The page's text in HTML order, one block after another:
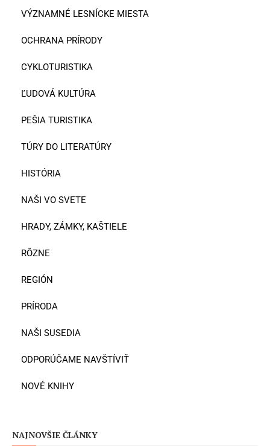
VÝZNAMNÉ LESNÍCKE MIESTA
OCHRANA PRÍRODY
CYKLOTURISTIKA
ĽUDOVÁ KULTÚRA
PEŠIA TURISTIKA
TÚRY DO LITERATÚRY
HISTÓRIA
NAŠI VO SVETE
HRADY, ZÁMKY, KAŠTIELE
RÔZNE
REGIÓN
PRÍRODA
NAŠI SUSEDIA
ODPORÚČAME NAVŠTÍVIŤ
NOVÉ KNIHY
NAJNOVŠIE ČLÁNKY